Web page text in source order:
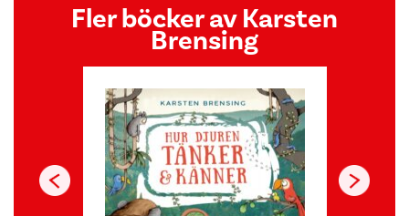
Fler böcker av Karsten
Brensing